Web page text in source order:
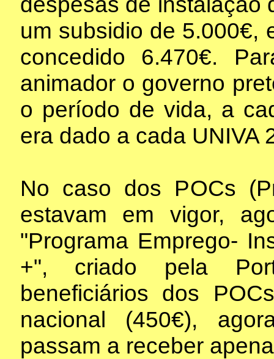
um subsidio de 5.000€,
concedido 6.470€.
animador o governo
o período de vida, a
era dado a cada UNIVA
No caso dos POCs
estavam em vigor,
"Programa Emprego-
+", criado pela
beneficiários dos
nacional (450€),
passam a receber